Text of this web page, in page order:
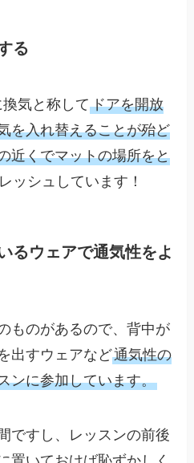
る
気と称してドアを開放
を入れ替えることが殆ど
近くでマットの場所をと
ッシュしています！
るウェアで通気性をよ
ものがあるので、背中が
出すウェアなど通気性の
ンに参加しています。
ですし、レッスンの前後